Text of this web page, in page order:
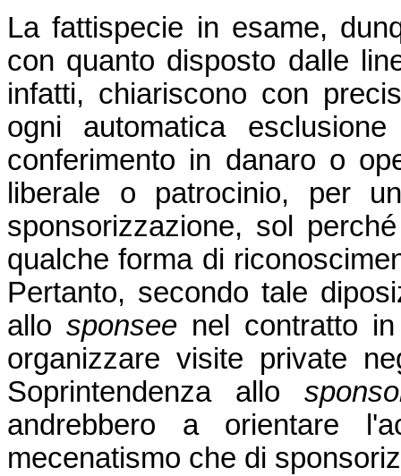
La fattispecie in esame,
con quanto disposto dalle
infatti, chiariscono con
ogni automatica
conferimento in danaro o
liberale o patrocinio, per
sponsorizzazione, sol
qualche forma di
Pertanto, secondo tale
allosponsee nel contratto
organizzare visite private
Soprintendenza allo
andrebbero a orientare
mecenatismo che di